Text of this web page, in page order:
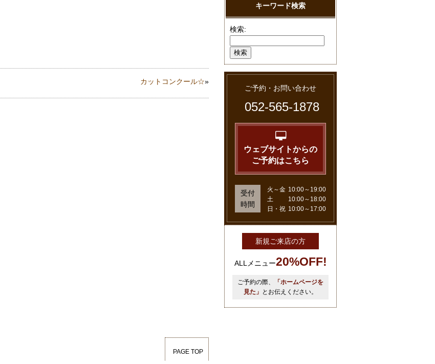
カットコンクール☆»
キーワード検索
検索:
ご予約・お問い合わせ
052-565-1878
ウェブサイトからの
ご予約はこちら
受付
時間
火～金 10:00～19:00
土
10:00～18:00
日・祝 10:00～17:00
新規ご来店の方
ALLメニュー20%OFF!
ご予約の際、
「ホームページを
見た」 とお伝えください。
PAGE TOP